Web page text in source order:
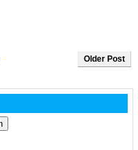
Older Post